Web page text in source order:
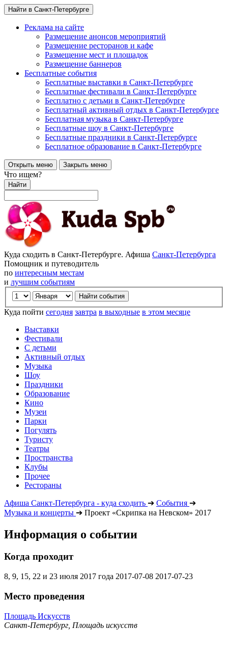
Найти в Санкт-Петербурге
Реклама на сайте
Размещение анонсов мероприятий
Размещение ресторанов и кафе
Размещение мест и площадок
Размещение баннеров
Бесплатные события
Бесплатные выставки в Санкт-Петербурге
Бесплатные фестивали в Санкт-Петербурге
Бесплатно с детьми в Санкт-Петербурге
Бесплатный активный отдых в Санкт-Петербурге
Бесплатная музыка в Санкт-Петербурге
Бесплатные шоу в Санкт-Петербурге
Бесплатные праздники в Санкт-Петербурге
Бесплатное образование в Санкт-Петербурге
Открыть меню Закрыть меню
Что ищем?
Найти
Куда сходить в Санкт-Петербурге. Афиша Санкт-Петербурга
Помощник и путеводитель
по интересным местам
и лучшим событиям
Куда пойти сегодня завтра в выходные в этом месяце
Выставки
Фестивали
С детьми
Активный отдых
Музыка
Шоу
Праздники
Образование
Кино
Музеи
Парки
Погулять
Туристу
Театры
Пространства
Клубы
Прочее
Рестораны
Афиша Санкт-Петербурга - куда сходить ➔ События ➔
Музыка и концерты ➔ Проект «Скрипка на Невском» 2017
Информация о событии
Когда проходит
8, 9, 15, 22 и 23 июля 2017 года 2017-07-08 2017-07-23
Место проведения
Площадь Искусств
Санкт-Петербург, Площадь искусств